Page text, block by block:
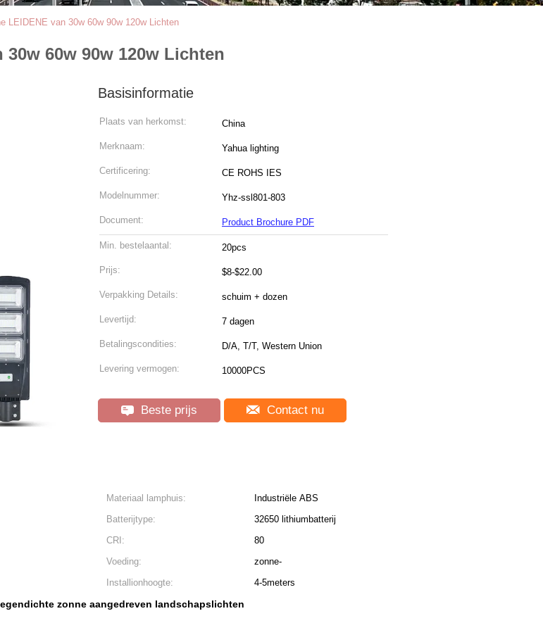
LEIDENE van 30w 60w 90w 120w Lichten
60w 90w 120w Lichten
Basisinformatie
Plaats van herkomst: China
Merknaam: Yahua lighting
Certificering: CE ROHS IES
Modelnummer: Yhz-ssl801-803
Document: Product Brochure PDF
Min. bestelaantal: 20pcs
Prijs: $8-$22.00
Verpakking Details: schuim + dozen
Levertijd: 7 dagen
Betalingscondities: D/A, T/T, Western Union
Levering vermogen: 10000PCS
Beste prijs Contact nu
Materiaal lamphuis:
Industriële ABS
Batterijtype:
32650 lithiumbatterij
CRI:
80
Voeding:
zonne-
Installionhoogte:
4-5meters
zonne aangedreven landschapslichten